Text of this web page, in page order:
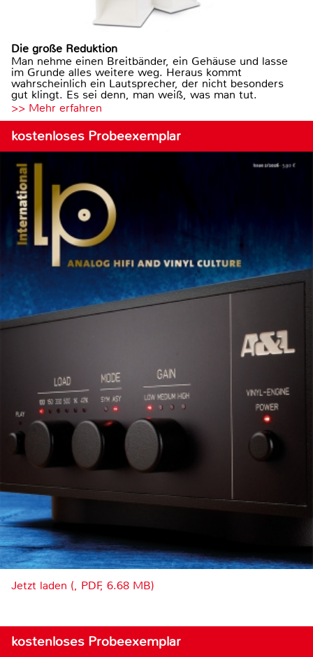
Die große Reduktion
Man nehme einen Breitbänder, ein Gehäuse und lasse
im Grunde alles weitere weg. Heraus kommt
wahrscheinlich ein Lautsprecher, der nicht besonders
gut klingt. Es sei denn, man weiß, was man tut.
>> Mehr erfahren
kostenloses Probeexemplar
Jetzt laden (, PDF, 6.68 MB)
kostenloses Probeexemplar